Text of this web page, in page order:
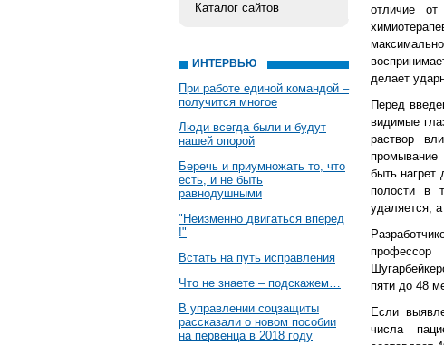
Каталог сайтов
ИНТЕРВЬЮ
При работе единой командой –
получится многое
Люди всегда были и будут
нашей опорой
Беречь и приумножать то, что
есть, и не быть
равнодушными
"Неизменно двигаться вперед
!"
Встать на путь исправления
Что не знаете – подскажем…
В управлении соцзащиты
рассказали о новом пособии
на первенца в 2018 году
отличие
делает
Перед
видимые
раствор
промывание
быть нагрет
полости в
удаляется,
пяти до 48
Если
числа